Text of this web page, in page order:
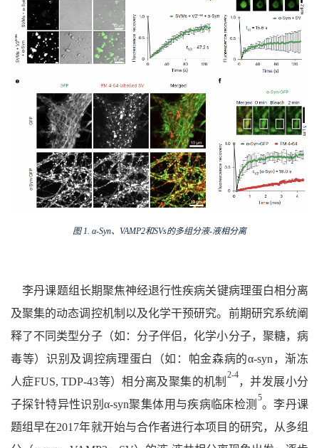
图 1. α-Syn、 VAMP2和SVs的多组分液-液相分离
李丹课题组长期聚焦神经退行性疾病关键病理蛋白相分离
及聚集的动态调控机制以及化学干预研究。前期研究系统阐
释了不同类型分子（如：分子伴侣，化学小分子，聚糖，病
毒等）识别及调控病理蛋白（如：帕金森病的α-syn，渐冻
人症FUS, TDP-43等）相分离及聚集的机制
2-4
，并发展小分
子探针特异性识别α-syn聚集体用与疾病临床检测
5
。李丹课
题组早在2017年就开始与合作者进行本项目的研究，从多组